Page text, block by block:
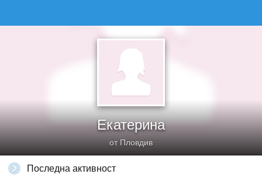
Екатерина
от Пловдив
Последна активност